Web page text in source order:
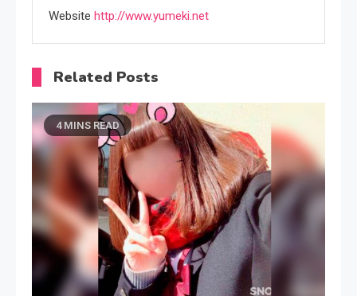
Website http://www.yumeki.net
Related Posts
4 MINS READ